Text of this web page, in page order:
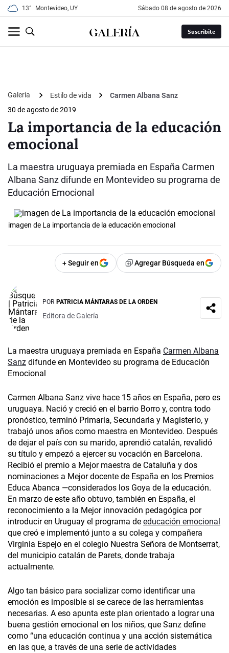
13° Montevideo, UY sábado 08 de agosto de 2026
Suscribite
Galería Estilo de vida
Carmen Albana Sanz
30 de agosto de 2019
La importancia de la educación
emocional
La maestra uruguaya premiada en España Carmen
Albana Sanz difunde en Montevideo su programa de
Educación Emocional
imagen de La importancia de la educación emocional
+ Seguir en Agregar Búsqueda en
POR PATRICIA MÁNTARAS DE LA ORDEN
Editora de Galería
La maestra uruguaya premiada en España Carmen Albana
Sanz difunde en Montevideo su programa de Educación
Emocional
Carmen Albana Sanz vive hace 15 años en España, pero es
uruguaya. Nació y creció en el barrio Borro y, contra todo
pronóstico, terminó Primaria, Secundaria y Magisterio, y
trabajó unos años como maestra en Montevideo. Después
de dejar el país con su marido, aprendió catalán, revalidó
su título y empezó a ejercer su vocación en Barcelona.
Recibió el premio a Mejor maestra de Cataluña y dos
nominaciones a Mejor docente de España en los Premios
Educa Abanca —considerados los Goya de la educación.
En marzo de este año obtuvo, también en España, el
reconocimiento a la Mejor innovación pedagógica por
introducir en Uruguay el programa de educación emocional
que creó e implementó junto a su colega y compañera
Virginia Espejo en el colegio Nuestra Señora de Montserrat,
del municipio catalán de Parets, donde trabaja
actualmente.
Algo tan básico para socializar como identificar una
emoción es imposible si se carece de las herramientas
necesarias. A eso apunta este plan orientado a lograr una
buena gestión emocional en los niños, que Sanz define
como “una educación continua y una acción sistemática
en las que, a través de una serie de actividades